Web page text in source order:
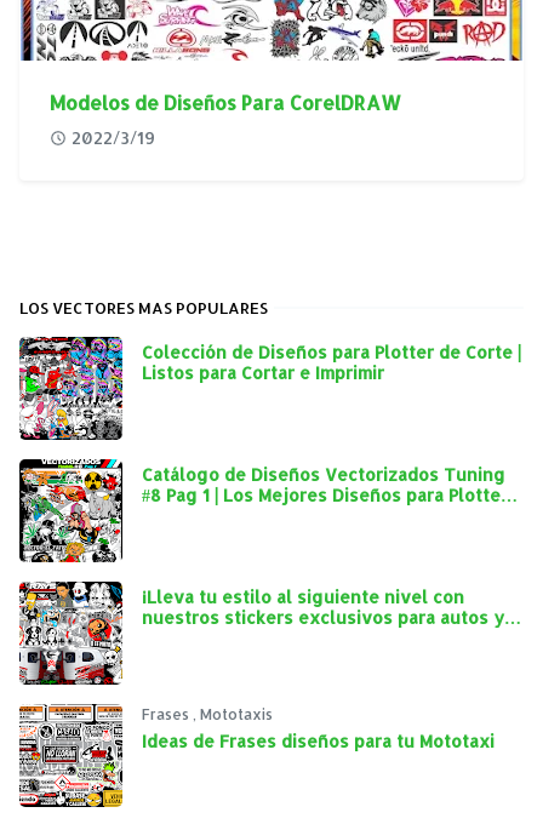
Modelos de Diseños Para CorelDRAW
2022/3/19
LOS VECTORES MAS POPULARES
Colección de Diseños para Plotter de Corte |
Listos para Cortar e Imprimir
Catálogo de Diseños Vectorizados Tuning
#8 Pag 1 | Los Mejores Diseños para Plotter
¡Lleva tu estilo al siguiente nivel con
nuestros stickers exclusivos para autos y
Frases Mototaxis
Ideas de Frases diseños para tu Mototaxi